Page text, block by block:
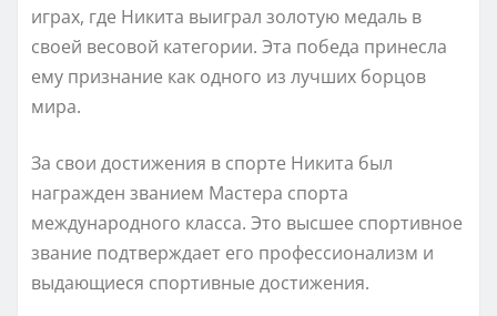
играх, где Никита выиграл золотую медаль в
своей весовой категории. Эта победа принесла
ему признание как одного из лучших борцов
мира.
За свои достижения в спорте Никита был
награжден званием Мастера спорта
международного класса. Это высшее спортивное
звание подтверждает его профессионализм и
выдающиеся спортивные достижения.